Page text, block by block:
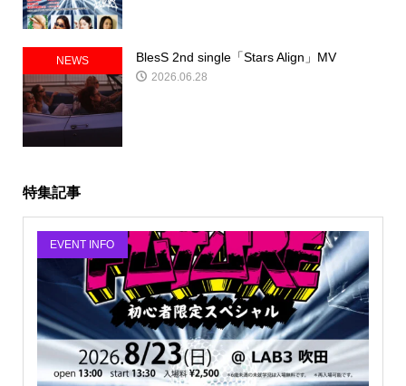
NEWS BlesS 2nd single「Stars Align」MV
2026.06.28
特集記事
EVENT INFO